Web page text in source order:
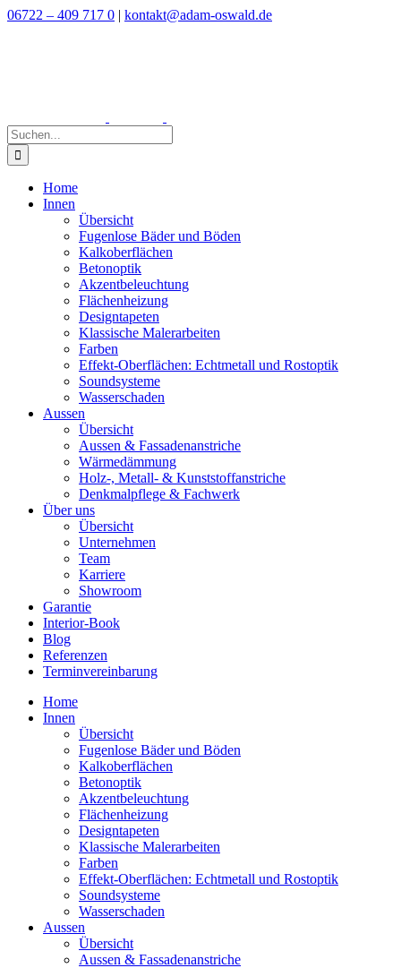
Zum
06722 – 409 717 0 | kontakt@adam-oswald.de
Suche
nach:
Home
Innen
Übersicht
Fugenlose Bäder und Böden
Kalkoberflächen
Betonoptik
Akzentbeleuchtung
Flächenheizung
Designtapeten
Klassische Malerarbeiten
Farben
Effekt-Oberflächen: Echtmetall und Rostoptik
Soundsysteme
Wasserschaden
Aussen
Übersicht
Aussen & Fassadenanstriche
Wärmedämmung
Holz-, Metall- & Kunststoffanstriche
Denkmalpflege & Fachwerk
Über uns
Übersicht
Unternehmen
Team
Karriere
Showroom
Garantie
Interior-Book
Blog
Referenzen
Terminvereinbarung
Home
Innen
Übersicht
Fugenlose Bäder und Böden
Kalkoberflächen
Betonoptik
Akzentbeleuchtung
Flächenheizung
Designtapeten
Klassische Malerarbeiten
Farben
Effekt-Oberflächen: Echtmetall und Rostoptik
Soundsysteme
Wasserschaden
Aussen
Übersicht
Aussen & Fassadenanstriche